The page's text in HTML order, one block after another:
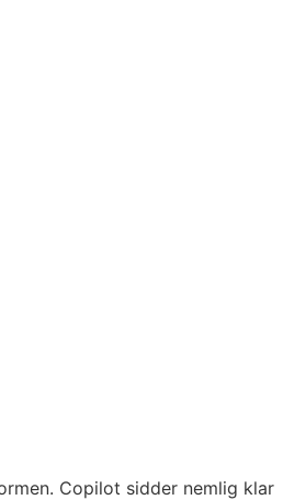
Copilot sidder nemlig klar